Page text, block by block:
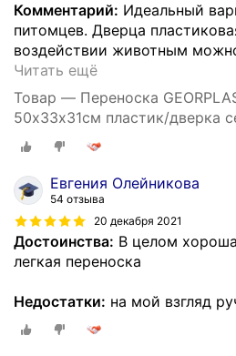
Комментарий: Идеальный
питомцев. Дверца
воздействии животным
Читать ещё
Товар — Переноска
50х33х31см пластик/дверка
Евгения Олейникова
54 отзыва
20 декабря 2021
Достоинства: В целом
легкая переноска
Недостатки: на мой взгляд